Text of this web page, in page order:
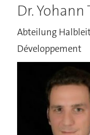
Dr. Yohann
Abteilung
Développement